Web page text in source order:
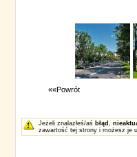
««Powrót
Jeżeli znalazłeś/aś błąd ,
zawartość tej strony i możesz je